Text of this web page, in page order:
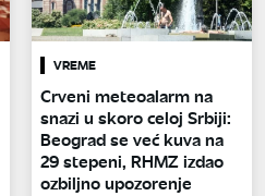
VREME
Crveni meteoalarm na
snazi u skoro celoj Srbiji:
Beograd se već kuva na
29 stepeni, RHMZ izdao
ozbiljno upozorenje